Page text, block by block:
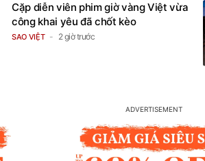
Cặp diễn viên phim giờ vàng Việt vừa
công khai yêu đã chốt kèo
SAO VIỆT 2 giờ trước